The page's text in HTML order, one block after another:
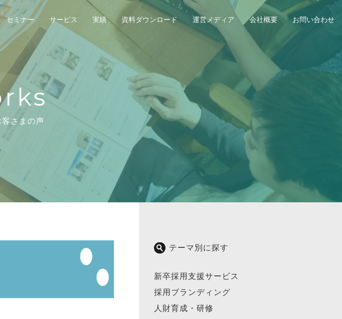
セミナー サービス 実績 資料ダウンロード 運営メディア 会社概要 お問い合わせ
さまの声
テーマ別に探す
新卒採用支援サービス
採用ブランディング
人財育成・研修